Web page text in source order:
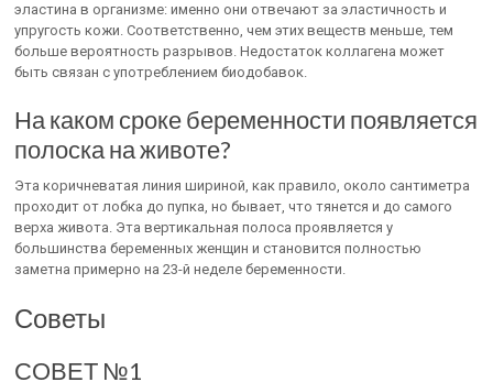
эластина в организме: именно они отвечают за эластичность и
упругость кожи. Соответственно, чем этих веществ меньше, тем
больше вероятность разрывов. Недостаток коллагена может
быть связан с употреблением биодобавок.
На каком сроке беременности появляется
полоска на животе?
Эта коричневатая линия шириной, как правило, около сантиметра
проходит от лобка до пупка, но бывает, что тянется и до самого
верха живота. Эта вертикальная полоса проявляется у
большинства беременных женщин и становится полностью
заметна примерно на 23-й неделе беременности.
Советы
СОВЕТ №1